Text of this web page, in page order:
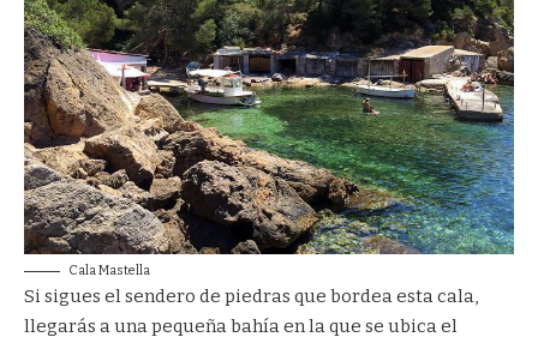
Cala Mastella
Si sigues el sendero de piedras que bordea esta cala,
llegarás a una pequeña bahía en la que se ubica el